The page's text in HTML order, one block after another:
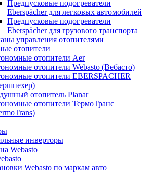
Предпусковые подогреватели
Eberspächer для легковых автомобилей
Предпусковые подогреватели
Eberspächer для грузового транспорта
управления отопителями
отопители
отопители Аer
отопители Webasto (Вебасто)
отопители EBERSPACHER
отопитель Planar
отопители ТермоТранс
инверторы
Webasto
Webasto по маркам авто